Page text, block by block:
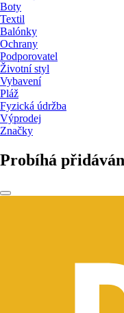
Boty
Textil
Balónky
Ochrany
Podporovatel
Životní styl
Vybavení
Pláž
Fyzická údržba
Výprodej
Značky
Probíhá